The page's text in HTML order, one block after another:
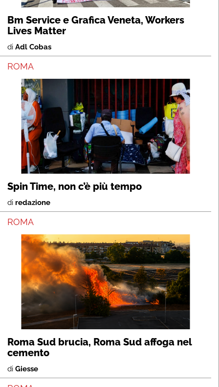
Bm Service e Grafica Veneta, Workers
Lives Matter
di Adl Cobas
ROMA
Spin Time, non c’è più tempo
di redazione
ROMA
Roma Sud brucia, Roma Sud affoga nel
cemento
di Giesse